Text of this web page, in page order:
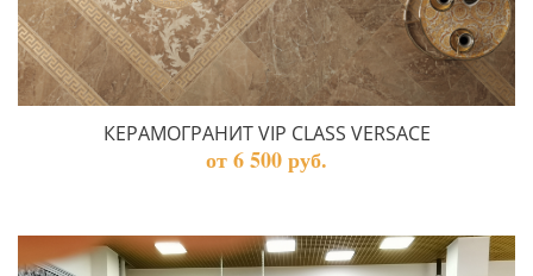
КЕРАМОГРАНИТ VIP CLASS VERSACE
от 6 500 руб.